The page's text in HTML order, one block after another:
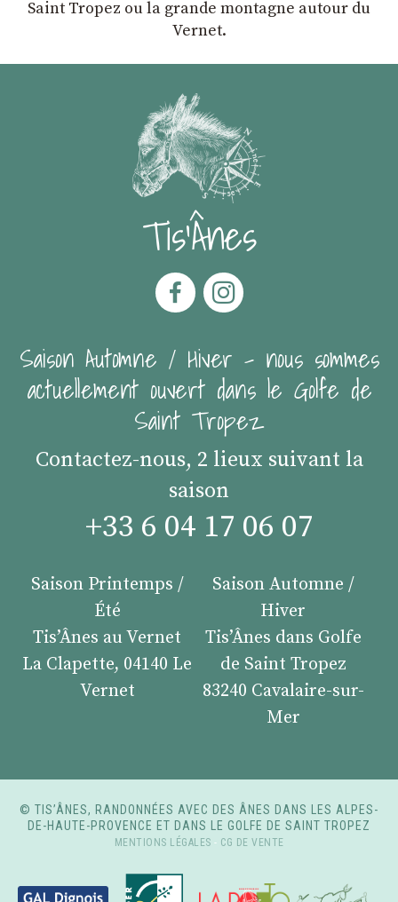
Saint Tropez ou la grande montagne autour du
Vernet.
Tis'Ânes
Saison Automne / Hiver - nous sommes
actuellement ouvert dans le Golfe de
Saint Tropez
Contactez-nous, 2 lieux suivant la
saison
+33 6 04 17 06 07
Saison Printemps /
Été
Tis’Ânes au Vernet
La Clapette, 04140 Le
Vernet
Saison Automne /
Hiver
Tis’Ânes dans Golfe
de Saint Tropez
83240 Cavalaire-sur-
Mer
© TIS’ÂNES, RANDONNÉES AVEC DES ÂNES DANS LES ALPES-
DE-HAUTE-PROVENCE ET DANS LE GOLFE DE SAINT TROPEZ
MENTIONS LÉGALES - CG DE VENTE